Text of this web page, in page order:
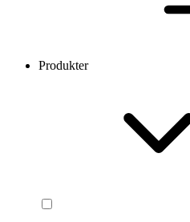
Produkter